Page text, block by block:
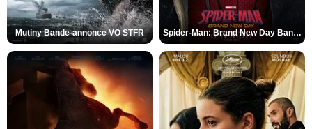
Mutiny Bande-annonce VO STFR Spider-Man: Brand New Day Bande-annonce VO STFR